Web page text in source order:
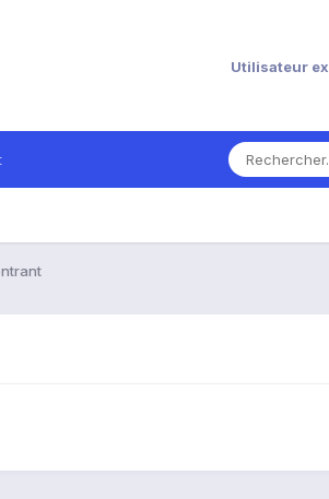
Utilisateur